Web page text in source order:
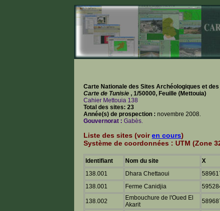
Carte Nationale des Sites Archéologiques et
Carte de Tunisie, 1/50000, Feuille (Mettouia)
Cahier Mettouia 138
Total des sites: 23
Année(s) de prospection :novembre 2008.
Gouvernorat :Gabès.
Liste des sites (voiren cours)
Système de coordonnées : UTM (Zone
Identifiant Nom du site
X
138.001
Dhara Chettaoui
138.001
Ferme Canidjia
138.002
Embouchure de l'Oued El
Akarit